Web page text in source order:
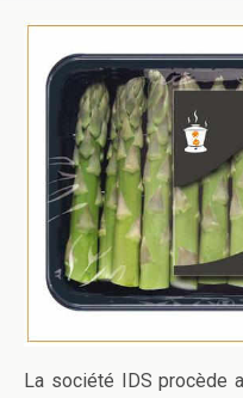
La société IDS procède